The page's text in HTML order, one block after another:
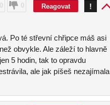
0 0 Reagovat !
Po té střevní chřipce máš asi
obvykle. Ale záleží to hlavně
5 hodin, tak to opravdu
ale jak píšeš nezajímala